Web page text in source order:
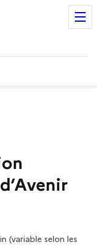
(variable selon les